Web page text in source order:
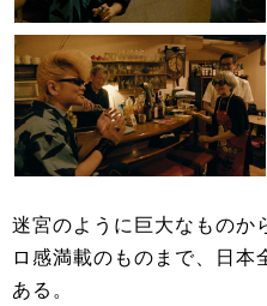
迷宮のように巨大なものか
ロ感満載のものまで、日
ある。